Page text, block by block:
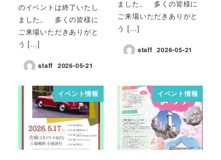
のイベントは終了いたし
ました。 多くの皆様に
ご来場いただきありがと
う […]
staff 2026-05-21
ました。 多くの皆様に
ご来場いただきありがと
う […]
staff 2026-05-21
イベント情報 イベント情報